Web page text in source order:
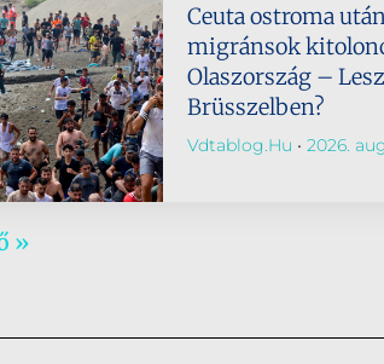
Ceuta ostroma
migránsok
Olaszország –
Brüsszelben?
Vdtablog.hu 2026.
»